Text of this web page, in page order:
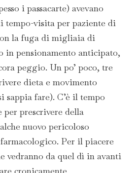
i passacarte) avevano
tempo-visita per paziente di
la fuga di migliaia di
in pensionamento anticipato,
peggio. Un po’ poco, tre
dieta e movimento
sappia fare). C’è il tempo
per prescrivere della
nuovo pericoloso
Per il piacere
vedranno da quel dì in avanti